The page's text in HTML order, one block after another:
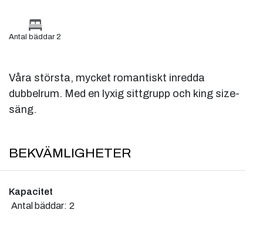
Antal bäddar 2
Våra största, mycket romantiskt inredda
dubbelrum. Med en lyxig sittgrupp och king size-
säng.
BEKVÄMLIGHETER
Kapacitet
Antal bäddar: 2